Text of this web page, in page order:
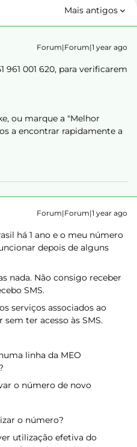
Mais antigos
Forum|Forum|1 year ago
961 001 620, para verificarem
ou marque a "Melhor
a encontrar rapidamente a
Forum|Forum|1 year ago
há 1 ano e o meu número
depois de alguns
nada. Não consigo receber
SMS.
serviços associados ao
ter acesso às SMS.
linha da MEO
o número de novo
o número?
utilização efetiva do